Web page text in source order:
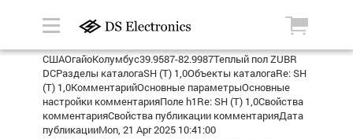
СШАОгайоКолумбус39.9587-82.9987Теплый пол ZUBR
DCРазделы каталогаSH (Т) 1,0Объекты каталогаRe: SH
(Т) 1,0КомментарийОсновные параметрыОсновные
настройки комментарияПоле h1Re: SH (Т) 1,0Свойства
комментарияСвойства публикации комментарияДата
публикацииMon, 21 Apr 2025 10:41:00